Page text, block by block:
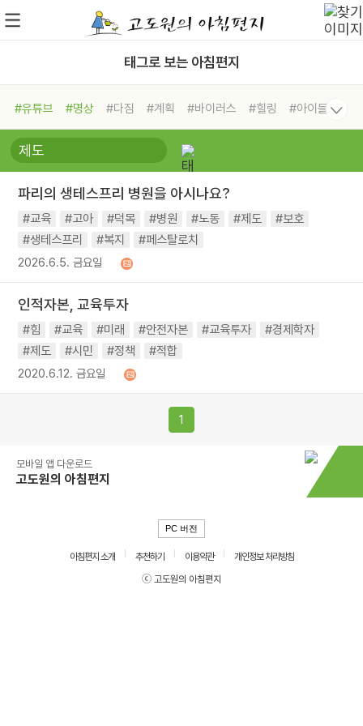
태그로 보는 아침편지
#유튜브 #명상 #다짐 #계획 #바이러스 #힐링
#아이들
#비전캠프
#독서캠프 #삶
#희망
#나눔 #친구 #링컨학교
#독서
#건강 #면역력
파리의 생테스프리 병원을 아시나요?
#교육 #고아 #덕목 #병원 #노동 #제도
#보호
#생테스프리
#복지 #페스탈로치
2026.6.5. 금요일
인적자본, 교육투자
#힘 #교육 #미래 #안전자본 #교육투자
#경제학자
#제도
#시민 #정책 #적합
2020.6.12. 금요일
1
모바일 앱 다운로드
고도원의 아침편지
PC 버전
아침편지 소개 추천하기 이용약관
개인정보 처리방침
ⓒ 고도원의 아침편지